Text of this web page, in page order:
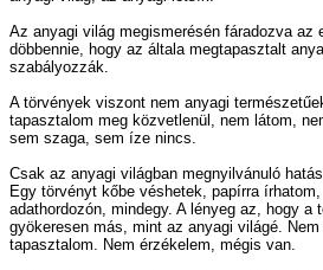
Az anyagi világ megismerésén fáradozva az
döbbennie, hogy az általa megtapasztalt
szabályozzák.
A törvények viszont nem anyagi
tapasztalom meg közvetlenül, nem látom,
sem szaga, sem íze nincs.
Csak az anyagi világban megnyilvánuló
Egy törvényt kőbe véshetek, papírra
adathordozón, mindegy. A lényeg az, hogy a
gyökeresen más, mint az anyagi világé.
tapasztalom. Nem érzékelem, mégis van.